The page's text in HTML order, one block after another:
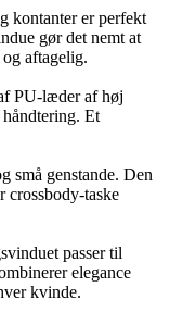
kontanter er perfekt
gør det nemt at
aftagelig.
PU-læder af høj
Et
små genstande. Den
crossbody-taske
passer til
elegance
kvinde.